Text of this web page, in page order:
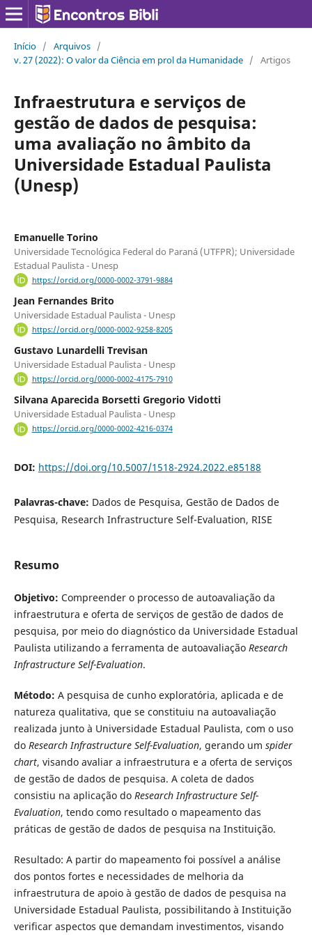
Início / Arquivos /
v. 27 (2022): O valor da Ciência em prol da Humanidade / Artigos
Infraestrutura e serviços de
gestão de dados de pesquisa:
uma avaliação no âmbito da
Universidade Estadual Paulista
(Unesp)
Emanuelle Torino
Universidade Tecnológica Federal do Paraná (UTFPR); Universidade
Estadual Paulista - Unesp
https://orcid.org/0000-0002-3791-9884
Jean Fernandes Brito
Universidade Estadual Paulista - Unesp
https://orcid.org/0000-0002-9258-8205
Gustavo Lunardelli Trevisan
Universidade Estadual Paulista - Unesp
https://orcid.org/0000-0002-4175-7910
Silvana Aparecida Borsetti Gregorio Vidotti
Universidade Estadual Paulista - Unesp
https://orcid.org/0000-0002-4216-0374
DOI: https://doi.org/10.5007/1518-2924.2022.e85188
Palavras-chave: Dados de Pesquisa, Gestão de Dados de
Pesquisa, Research Infrastructure Self-Evaluation, RISE
Resumo
Objetivo: Compreender o processo de autoavaliação da
infraestrutura e oferta de serviços de gestão de dados de
pesquisa, por meio do diagnóstico da Universidade Estadual
Paulista utilizando a ferramenta de autoavaliação Research
Infrastructure Self-Evaluation.
Método: A pesquisa de cunho exploratória, aplicada e de
natureza qualitativa, que se constituiu na autoavaliação
realizada junto à Universidade Estadual Paulista, com o uso
do Research Infrastructure Self-Evaluation, gerando um spider
chart, visando avaliar a infraestrutura e a oferta de serviços
de gestão de dados de pesquisa. A coleta de dados
consistiu na aplicação do Research Infrastructure Self-
Evaluation, tendo como resultado o mapeamento das
práticas de gestão de dados de pesquisa na Instituição.
Resultado: A partir do mapeamento foi possível a análise
dos pontos fortes e necessidades de melhoria da
infraestrutura de apoio à gestão de dados de pesquisa na
Universidade Estadual Paulista, possibilitando à Instituição
verificar aspectos que demandam investimentos, visando